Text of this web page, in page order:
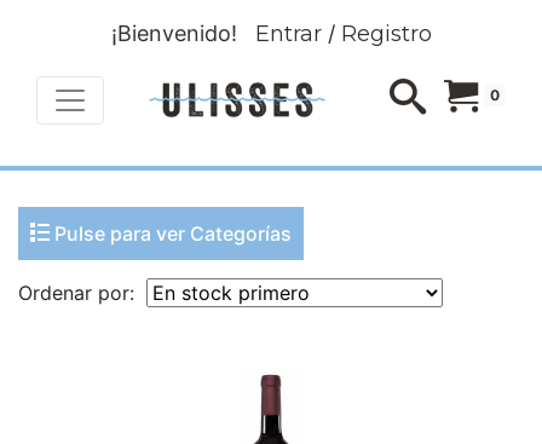
¡Bienvenido! Entrar/ Registro
0
Pulse para ver Categorías
Ordenar por: